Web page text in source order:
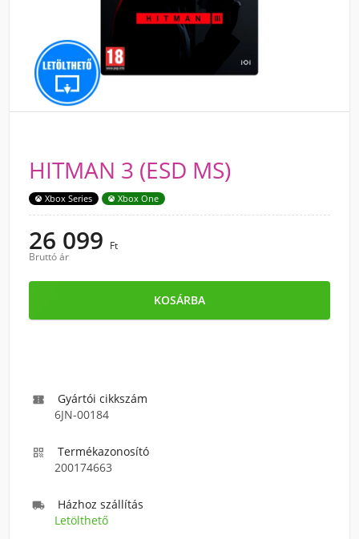
HITMAN 3 (ESD MS)
Xbox Series Xbox One
26 099 Ft
Bruttó ár
KOSÁRBA

Gyártói cikkszám
6JN-00184

Termékazonosító
200174663

Házhoz szállítás
Letölthető